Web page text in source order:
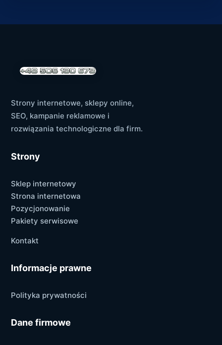
Strony internetowe, sklepy online,
SEO, kampanie reklamowe i
rozwiązania technologiczne dla firm.
Strony
Sklep internetowy
Strona internetowa
Pozycjonowanie
Pakiety serwisowe
Kontakt
Informacje prawne
Polityka prywatności
Dane firmowe